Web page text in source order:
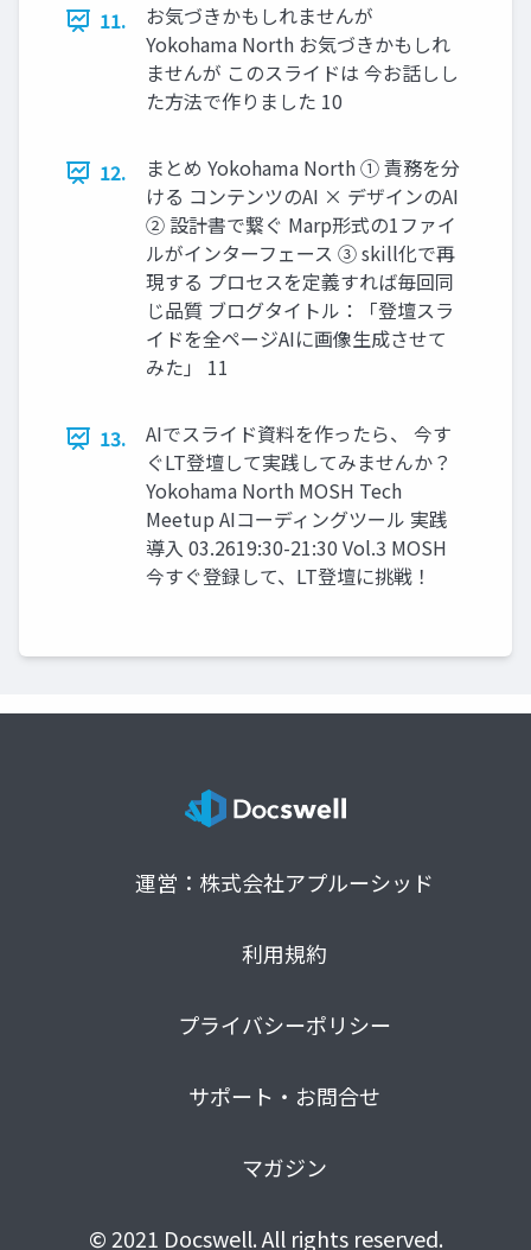
11.
お気づきかもしれませんが
Yokohama North お気づきかもしれ
ませんが このスライドは 今お話しし
た方法で作りました 10
12.
まとめ Yokohama North ① 責務を分
ける コンテンツのAI × デザインのAI
② 設計書で繋ぐ Marp形式の1ファイ
ルがインターフェース ③ skill化で再
現する プロセスを定義すれば毎回同
じ品質 ブログタイトル：「登壇スラ
イドを全ページAIに画像生成させて
みた」 11
13.
AIでスライド資料を作ったら、 今す
ぐLT登壇して実践してみませんか？
Yokohama North MOSH Tech
Meetup AIコーディングツール 実践
導入 03.2619:30-21:30 Vol.3 MOSH
今すぐ登録して、LT登壇に挑戦！
運営：株式会社アプルーシッド
利用規約
プライバシーポリシー
サポート・お問合せ
マガジン
© 2021 Docswell. All rights reserved.